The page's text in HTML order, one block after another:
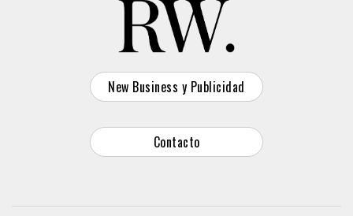
New Business y Publicidad
Contacto